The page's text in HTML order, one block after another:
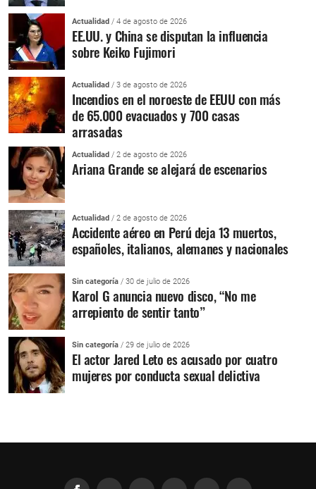
Actualidad / 4 de agosto de 2026
EE.UU. y China se disputan la influencia
sobre Keiko Fujimori
Actualidad / 3 de agosto de 2026
Incendios en el noroeste de EEUU con más
de 65.000 evacuados y 700 casas
arrasadas
Actualidad / 2 de agosto de 2026
Ariana Grande se alejará de escenarios
Actualidad / 2 de agosto de 2026
Accidente aéreo en Perú deja 13 muertos,
españoles, italianos, alemanes y nacionales
Sin categoría / 30 de julio de 2026
Karol G anuncia nuevo disco, “No me
arrepiento de sentir tanto”
Sin categoría / 29 de julio de 2026
El actor Jared Leto es acusado por cuatro
mujeres por conducta sexual delictiva